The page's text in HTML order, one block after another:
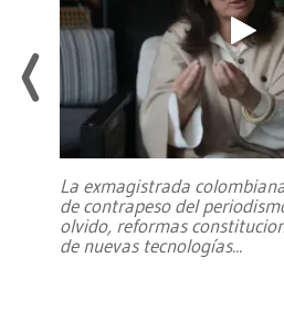
La exmagistrada
de contrapeso del
olvido, reformas
de nuevas tecnologías...